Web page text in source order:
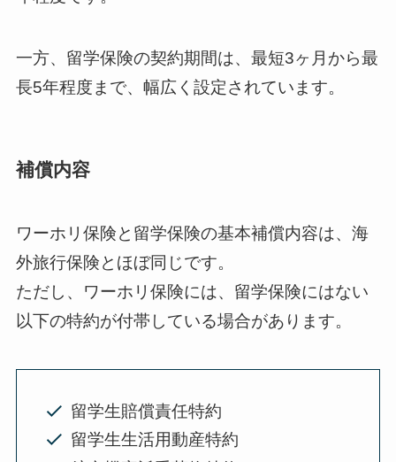
一方、留学保険の契約期間は、最短3ヶ月から最
長5年程度まで、幅広く設定されています。
補償内容
ワーホリ保険と留学保険の基本補償内容は、海
外旅行保険とほぼ同じです。
ただし、ワーホリ保険には、留学保険にはない
以下の特約が付帯している場合があります。
留学生賠償責任特約
留学生生活用動産特約